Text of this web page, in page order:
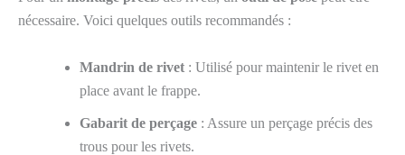
nécessaire. Voici quelques outils recommandés :
Mandrin de rivet : Utilisé pour maintenir le rivet en
place avant le frappe.
Gabarit de perçage : Assure un perçage précis des
trous pour les rivets.